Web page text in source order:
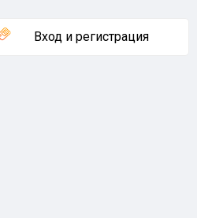
Вход и регистрация